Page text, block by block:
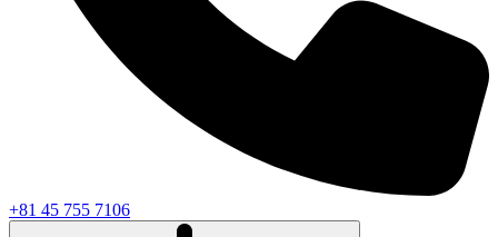
+81 45 755 7106